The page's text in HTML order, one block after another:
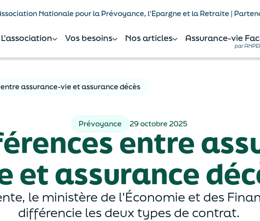
Nationale pour la Prévoyance, l'Epargne et la Retraite |
L'association Vos besoins Nos articles Assurance-vie
par
assurance-vie et assurance décès
Prévoyance 29 octobre 2025
entre
et assurance
le ministère de l'Économie et des
différencie les deux types de contrat.